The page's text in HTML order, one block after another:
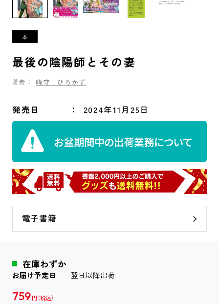
最後の陰陽師とその妻
著者： 峰守 ひろかず
発売日 2024年11月25日
電子書籍
在庫わずか
お届け予定日 翌日以降出荷
759 円